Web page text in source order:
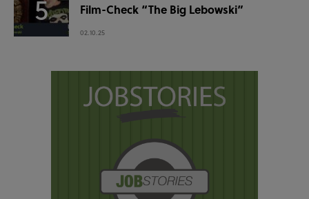
Film-Check “The Big Lebowski”
02.10.25